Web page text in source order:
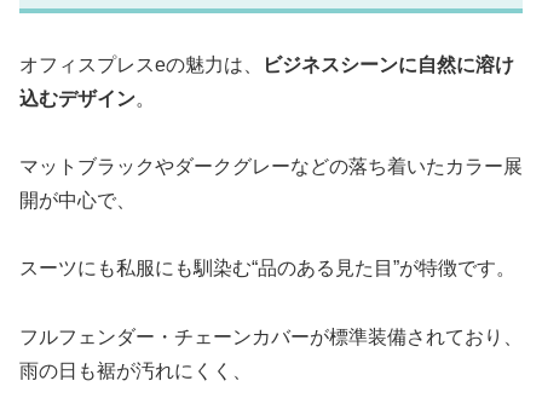
オフィスプレスeの魅力は、
ビジネスシーンに自然に溶け
込むデザイン。
マットブラックやダークグレーなどの落ち着いたカラー展
開が中心で、
スーツにも私服にも馴染む“品のある見た目”が特徴です。
フルフェンダー・チェーンカバーが標準装備されており、
雨の日も裾が汚れにくく、